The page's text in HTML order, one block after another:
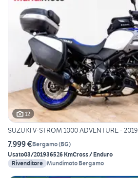
12
SUZUKI V-STROM 1000 ADVENTURE - 2019
7.999 €Bergamo(BG)
Usato03/201936526 KmCross / Enduro
Rivenditore Mundimoto Bergamo